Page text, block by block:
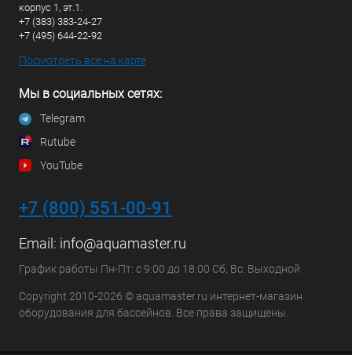
корпус 1, эт.1.
+7 (383) 383-24-27
+7 (495) 644-22-92
Посмотреть все на карте
Мы в социальных сетях:
Telegram
Rutube
YouTube
+7 (800) 551-00-91
Email: info@aquamaster.ru
График работы Пн-Пт: с 9:00 до 18:00 Сб, Вс: Выходной
Copyright 2010-2026 © aquamaster.ru интернет-магазин
оборудования для бассейнов. Все права защищены.